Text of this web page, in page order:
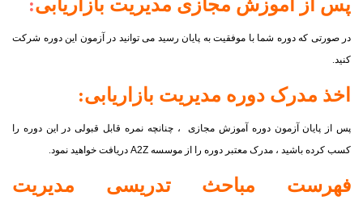
پس از آموزش مجازی مدیریت بازاریابی:
در صورتی که دوره شما با موفقیت به پایان رسید می توانید در آزمون این دوره شرکت
کنید.
اخذ مدرک دوره مدیریت بازاریابی:
پس از پایان آزمون دوره آموزش مجازی ، چنانچه نمره قابل قبولی در این دوره را
کسب کرده باشید ، مدرک معتبر دوره را از موسسه A2Z دریافت خواهید نمود.
فهرست مباحث تدریسی مدیریت